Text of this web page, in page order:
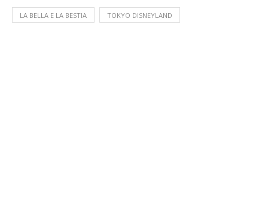
LA BELLA E LA BESTIA TOKYO DISNEYLAND